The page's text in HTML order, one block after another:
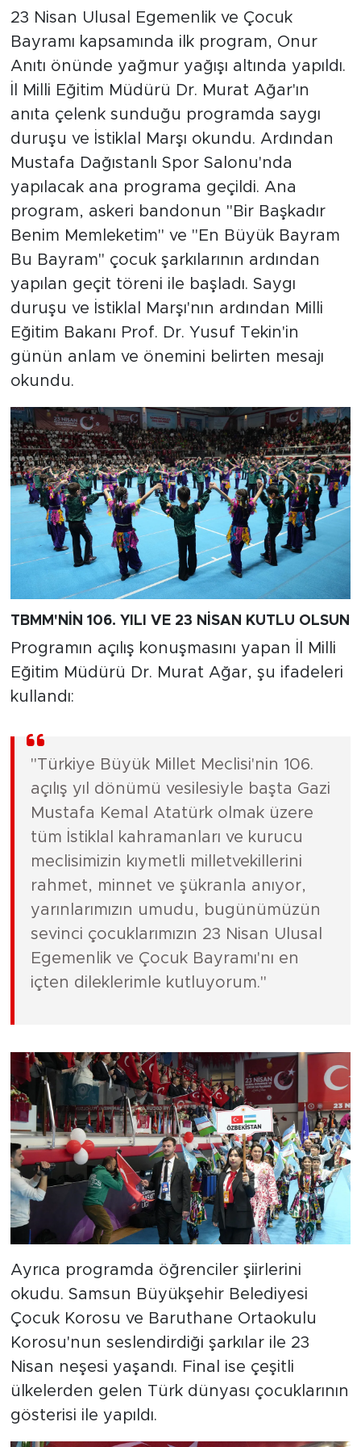
23 Nisan Ulusal Egemenlik ve Çocuk
Bayramı kapsamında ilk program, Onur
Anıtı önünde yağmur yağışı altında yapıldı.
İl Milli Eğitim Müdürü Dr. Murat Ağar'ın
anıta çelenk sunduğu programda saygı
duruşu ve İstiklal Marşı okundu. Ardından
Mustafa Dağıstanlı Spor Salonu'nda
yapılacak ana programa geçildi. Ana
program, askeri bandonun "Bir Başkadır
Benim Memleketim" ve "En Büyük Bayram
Bu Bayram" çocuk şarkılarının ardından
yapılan geçit töreni ile başladı. Saygı
duruşu ve İstiklal Marşı'nın ardından Milli
Eğitim Bakanı Prof. Dr. Yusuf Tekin'in
günün anlam ve önemini belirten mesajı
okundu.
TBMM'NİN 106. YILI VE 23 NİSAN KUTLU OLSUN
Programın açılış konuşmasını yapan İl Milli
Eğitim Müdürü Dr. Murat Ağar, şu ifadeleri
kullandı:
"Türkiye Büyük Millet Meclisi'nin 106.
açılış yıl dönümü vesilesiyle başta Gazi
Mustafa Kemal Atatürk olmak üzere
tüm İstiklal kahramanları ve kurucu
meclisimizin kıymetli milletvekillerini
rahmet, minnet ve şükranla anıyor,
yarınlarımızın umudu, bugünümüzün
sevinci çocuklarımızın 23 Nisan Ulusal
Egemenlik ve Çocuk Bayramı'nı en
içten dileklerimle kutluyorum."
Ayrıca programda öğrenciler şiirlerini
okudu. Samsun Büyükşehir Belediyesi
Çocuk Korosu ve Baruthane Ortaokulu
Korosu'nun seslendirdiği şarkılar ile 23
Nisan neşesi yaşandı. Final ise çeşitli
ülkelerden gelen Türk dünyası çocuklarının
gösterisi ile yapıldı.